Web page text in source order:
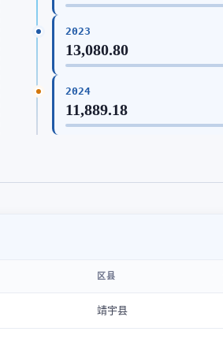
2023
13,080.80
2024
11,889.18
区县
靖宇县